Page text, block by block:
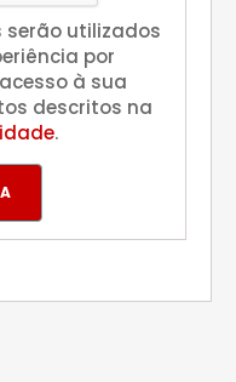
serão utilizados
por
à sua
descritos na
.